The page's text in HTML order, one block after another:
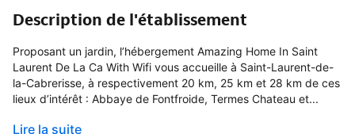
Description de l'établissement
Proposant un jardin, l’hébergement Amazing Home In Saint
Laurent De La Ca With Wifi vous accueille à Saint-Laurent-de-
la-Cabrerisse, à respectivement 20 km, 25 km et 28 km de ces
lieux d’intérêt : Abbaye de Fontfroide, Termes Chateau et...
Lire la suite